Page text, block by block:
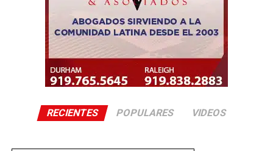
RECIENTES POPULARES VIDEOS